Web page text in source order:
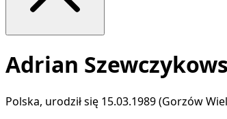
Adrian
Polska, urodził się 15.03.1989 (Gorzów